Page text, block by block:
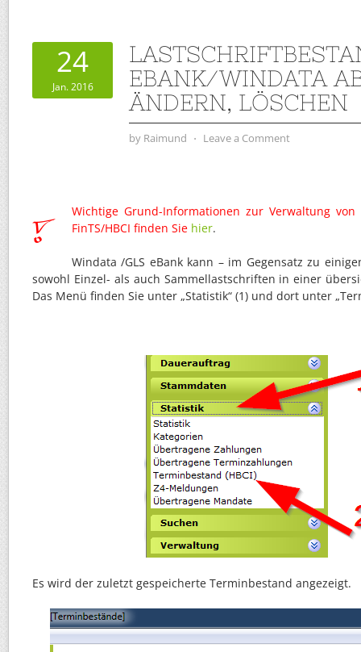
24
Jan. 2016
EBANK/WINDATA
ÄNDERN, LÖSCHEN
by Raimund ⋅ Leave a Comment
Wichtige Grund-Informationen zur Verwaltung
FinTS/HBCI finden Sie hier.
Windata /GLS eBank kann – im Gegensatz zu
sowohl Einzel- als auch Sammellastschriften in einer
Das Menü finden Sie unter „Statistik“ (1) und dort unter
Es wird der zuletzt gespeicherte Terminbestand angezeigt.